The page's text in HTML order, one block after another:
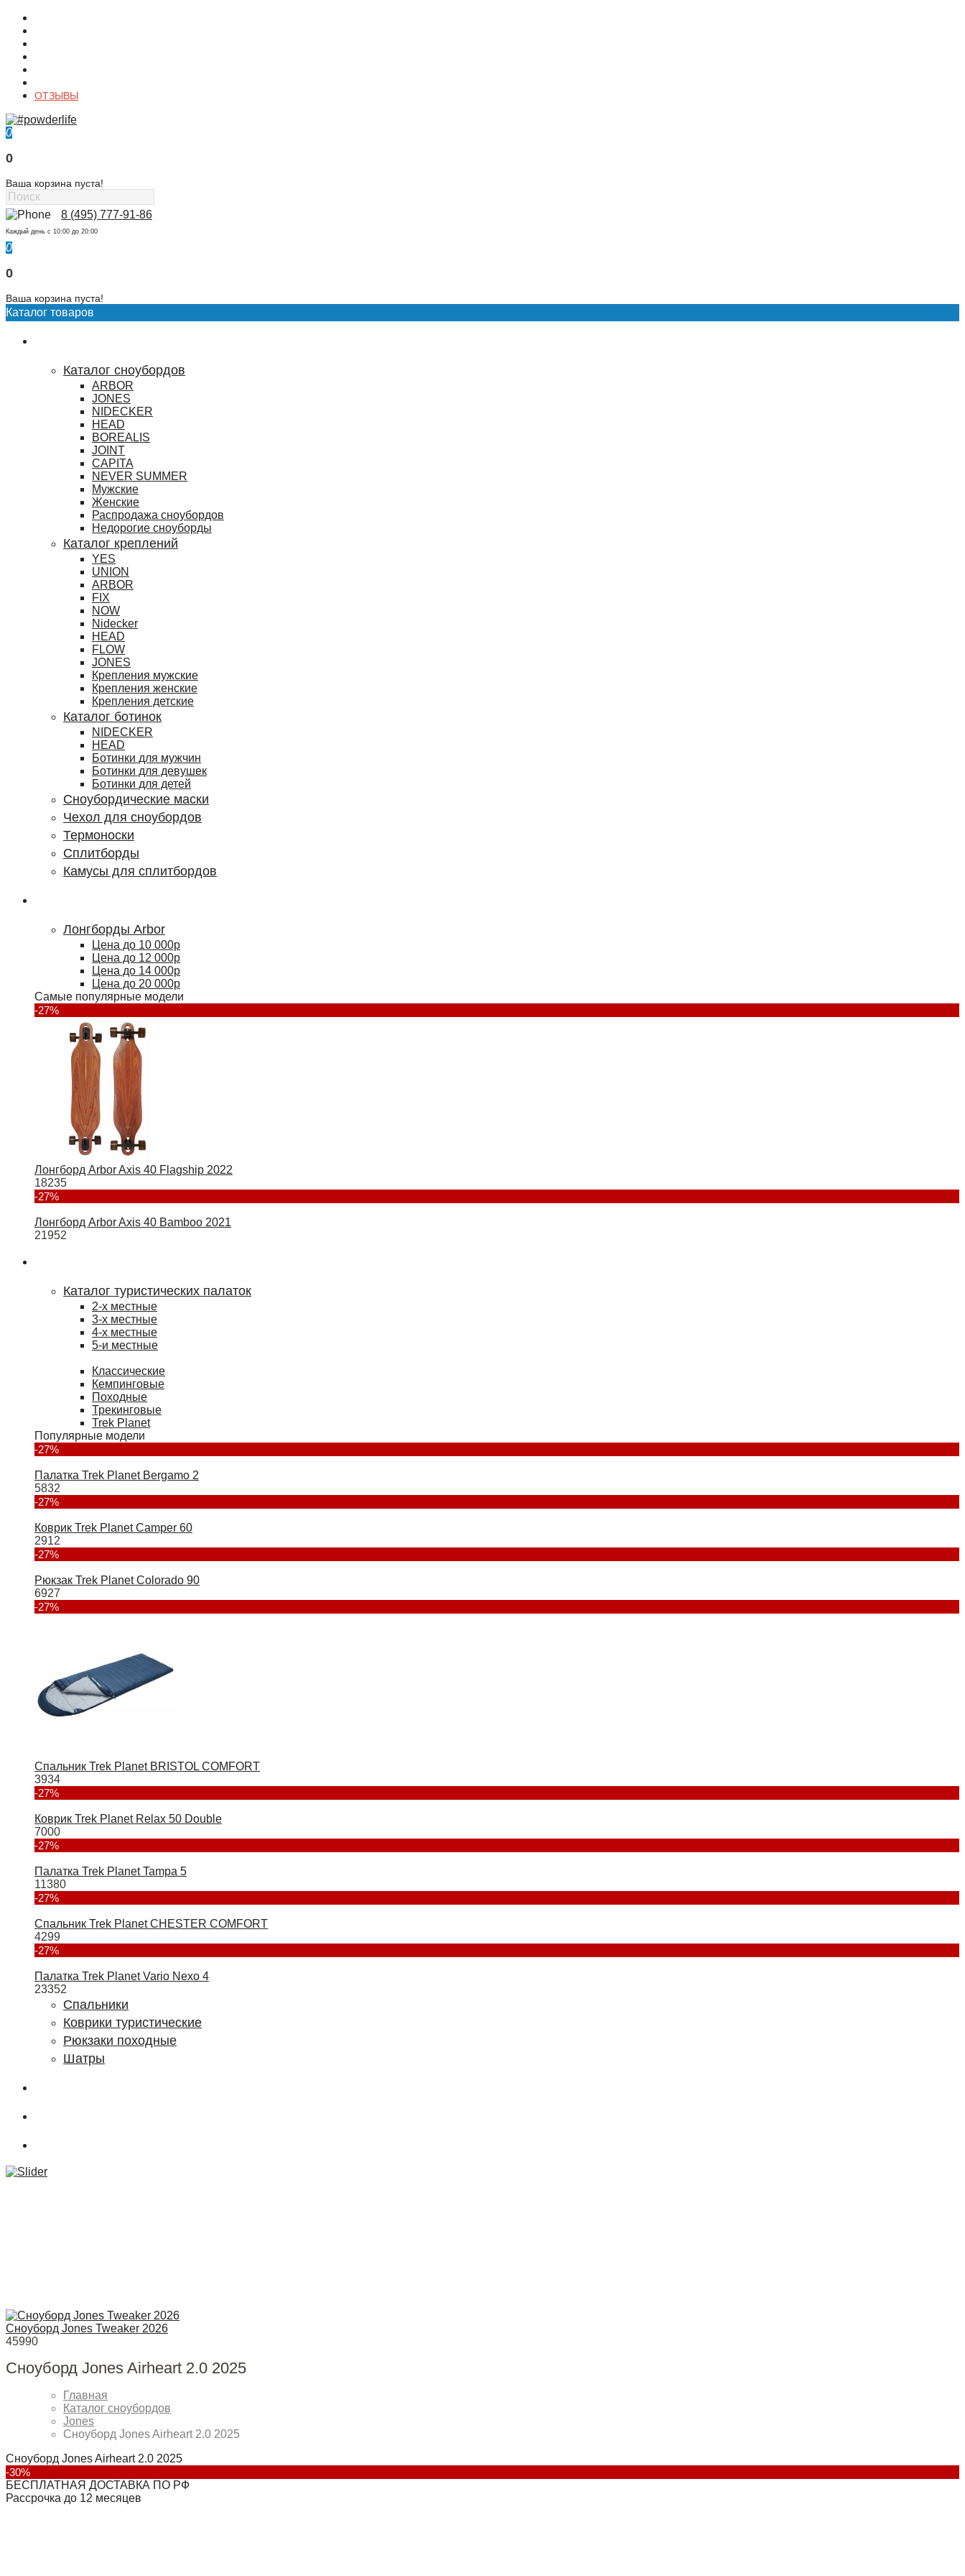
ОТЗЫВЫ
0
0
Ваша корзина пуста!
8 (495) 777-91-86
Каждый день c 10:00 до 20:00
0
0
Ваша корзина пуста!
Каталог товаров
Каталог сноубордов
ARBOR
JONES
NIDECKER
HEAD
BOREALIS
JOINT
CAPITA
NEVER SUMMER
Мужские
Женские
Распродажа сноубордов
Недорогие сноуборды
Каталог креплений
YES
UNION
ARBOR
FIX
NOW
Nidecker
HEAD
FLOW
JONES
Крепления мужские
Крепления женские
Крепления детские
Каталог ботинок
NIDECKER
HEAD
Ботинки для мужчин
Ботинки для девушек
Ботинки для детей
Сноубордические маски
Чехол для сноубордов
Термоноски
Сплитборды
Камусы для сплитбордов
Лонгборды Arbor
Цена до 10 000р
Цена до 12 000р
Цена до 14 000р
Цена до 20 000р
Самые популярные модели
-27%
Лонгборд Arbor Axis 40 Flagship 2022
18235
-27%
Лонгборд Arbor Axis 40 Bamboo 2021
21952
Каталог туристических палаток
2-х местные
3-х местные
4-х местные
5-и местные
Классические
Кемпинговые
Походные
Трекинговые
Trek Planet
Популярные модели
-27%
Палатка Trek Planet Bergamo 2
5832
-27%
Коврик Trek Planet Camper 60
2912
-27%
Рюкзак Trek Planet Colorado 90
6927
-27%
Спальник Trek Planet BRISTOL COMFORT
3934
-27%
Коврик Trek Planet Relax 50 Double
7000
-27%
Палатка Trek Planet Tampa 5
11380
-27%
Спальник Trek Planet CHESTER COMFORT
4299
-27%
Палатка Trek Planet Vario Nexo 4
23352
Спальники
Коврики туристические
Рюкзаки походные
Шатры
Сноуборд Jones Tweaker 2026
45990
Сноуборд Jones Airheart 2.0 2025
Главная
Каталог сноубордов
Jones
Сноуборд Jones Airheart 2.0 2025
Сноуборд Jones Airheart 2.0 2025
-30%
БЕСПЛАТНАЯ ДОСТАВКА ПО РФ
Рассрочка до 12 месяцев